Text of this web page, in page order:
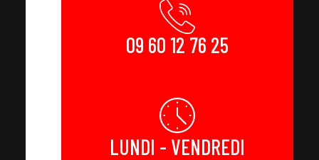
09 60 12 76 25
LUNDI - VENDREDI